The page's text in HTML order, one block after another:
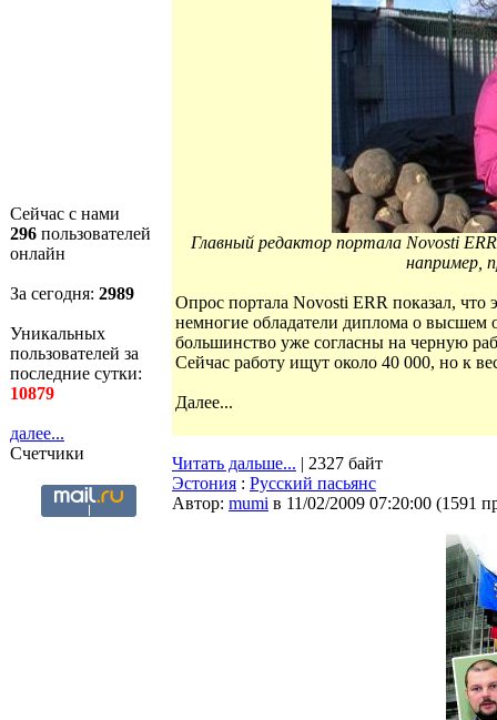
Сейчас с нами
296 пользователей
онлайн
За сегодня: 2989
Уникальных
пользователей за
последние сутки:
10879
далее...
Счетчики
Главный редактор портала Novosti
например,
Опрос портала Novosti ERR показал, что
немногие обладатели диплома о высшем
большинство уже согласны на черную
Сейчас работу ищут около 40 000, но к
Далее...
Читать дальше... | 2327 байт
Эстония : Русский пасьянс
Автор: mumi в 11/02/2009 07:20:00 (1591